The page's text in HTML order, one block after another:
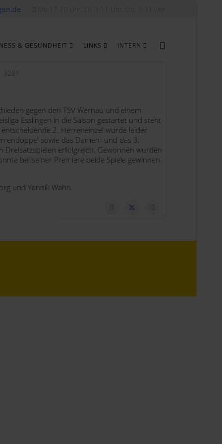
& GESUNDHEIT LINKS INTERN
3281
gegen den TSV Wernau und einem
Esslingen in die Saison gestartet und steht
2. Herreneinzel wurde leider
sowie das Damen- und das 3.
Dreisatzspielen erfolgreich. Gewonnen wurden
bei seiner Premiere beide Spiele gewinnen.
und Yannik Wahn.